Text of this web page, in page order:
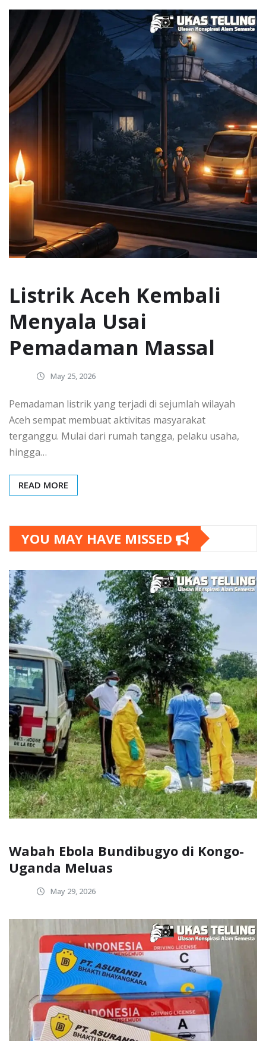
Listrik Aceh Kembali
Menyala Usai
Pemadaman Massal
May 25, 2026
Pemadaman listrik yang terjadi di sejumlah wilayah
Aceh sempat membuat aktivitas masyarakat
terganggu. Mulai dari rumah tangga, pelaku usaha,
hingga…
READ MORE
YOU MAY HAVE MISSED
Wabah Ebola Bundibugyo di Kongo-
Uganda Meluas
May 29, 2026